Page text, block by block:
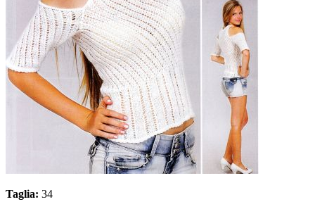
Taglia: 34